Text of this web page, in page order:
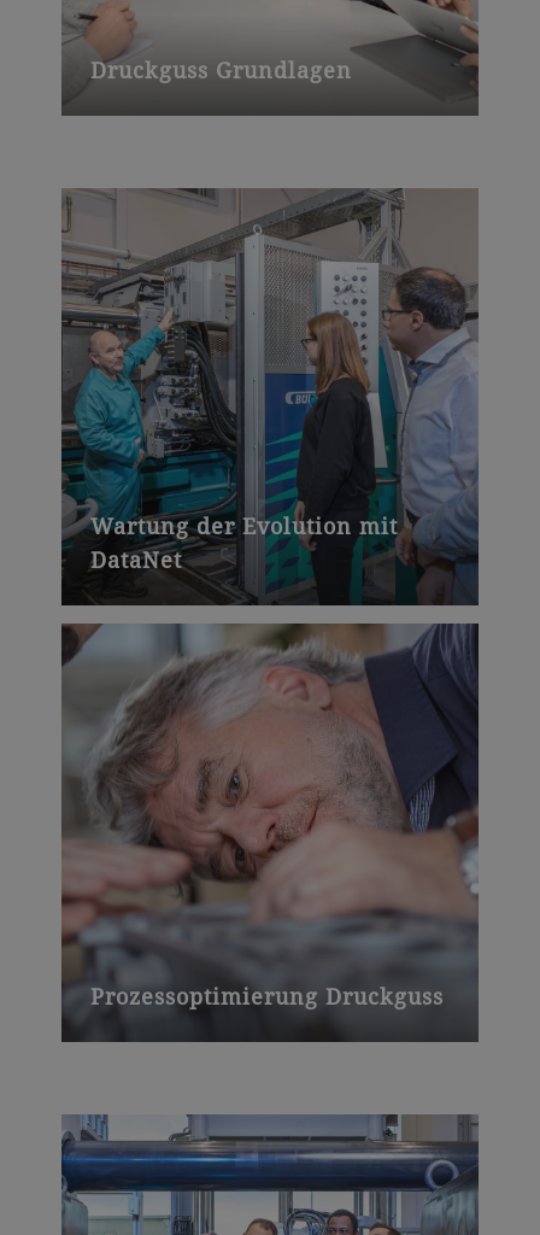
Druckguss Grundlagen
Wartung der Evolution mit
DataNet
Prozessoptimierung Druckguss